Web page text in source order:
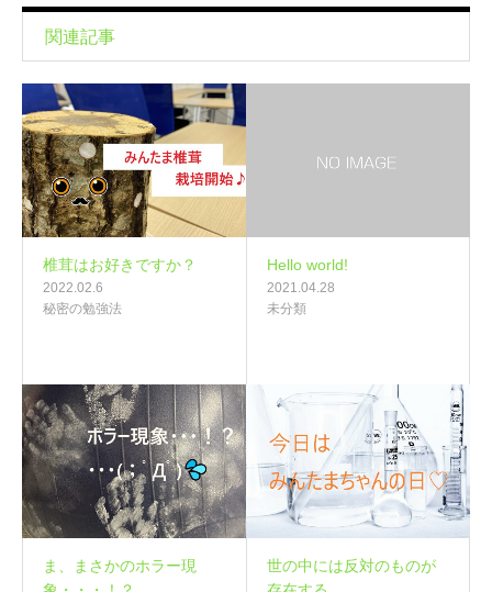
関連記事
椎茸はお好きですか？
2022.02.6
秘密の勉強法
Hello world!
2021.04.28
未分類
ま、まさかのホラー現
世の中には反対のものが